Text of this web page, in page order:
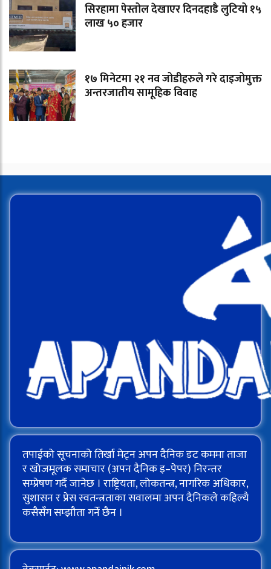
सिरहामा पेस्तोल देखाएर दिनदहाडै लुटियो १५
लाख ५० हजार
१७ मिनेटमा २१ नव जोडीहरुले गरे दाइजोमुक्त
अन्तरजातीय सामूहिक विवाह
तपाईको सूचनाको तिर्खा मेट्न अपन दैनिक डट कममा ताजा
र खोजमूलक समाचार (अपन दैनिक इ–पेपर) निरन्तर
सम्प्रेषण गर्दै जानेछ । राष्ट्रियता, लोकतन्त्र, नागरिक अधिकार,
सुशासन र प्रेस स्वतन्त्रताका सवालमा अपन दैनिकले कहिल्यै
कसैसँग सम्झौता गर्ने छैन ।